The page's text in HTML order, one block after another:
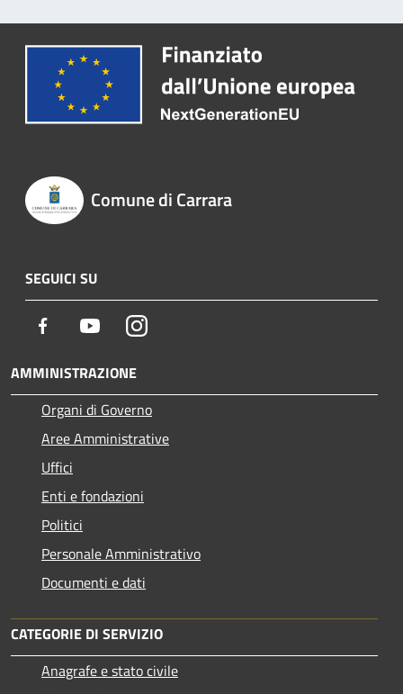
Comune di Carrara
SEGUICI SU
Facebook YoutubeInstagram
AMMINISTRAZIONE
Organi di Governo
Aree Amministrative
Uffici
Enti e fondazioni
Politici
Personale Amministrativo
Documenti e dati
CATEGORIE DI SERVIZIO
Anagrafe e stato civile